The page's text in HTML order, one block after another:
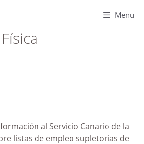
Menu
al Servicio Canario de la
listas de empleo supletorias de